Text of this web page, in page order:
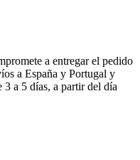
a entregar el pedido
a España y Portugal y
a 5 días, a partir del día